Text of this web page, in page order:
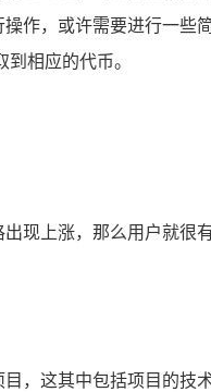
作，或许需要进行一
相应的代币。
现上涨，那么用户就
，这其中包括项目的